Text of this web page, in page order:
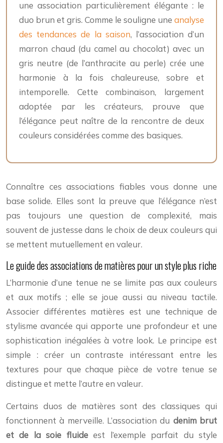
une association particulièrement élégante : le
duo brun et gris. Comme le souligne une analyse
des tendances de la saison, l’association d’un
marron chaud (du camel au chocolat) avec un
gris neutre (de l’anthracite au perle) crée une
harmonie à la fois chaleureuse, sobre et
intemporelle. Cette combinaison, largement
adoptée par les créateurs, prouve que
l’élégance peut naître de la rencontre de deux
couleurs considérées comme des basiques.
Connaître ces associations fiables vous donne une
base solide. Elles sont la preuve que l’élégance n’est
pas toujours une question de complexité, mais
souvent de justesse dans le choix de deux couleurs qui
se mettent mutuellement en valeur.
Le guide des associations de matières pour un style plus riche
L’harmonie d’une tenue ne se limite pas aux couleurs
et aux motifs ; elle se joue aussi au niveau tactile.
Associer différentes matières est une technique de
stylisme avancée qui apporte une profondeur et une
sophistication inégalées à votre look. Le principe est
simple : créer un contraste intéressant entre les
textures pour que chaque pièce de votre tenue se
distingue et mette l’autre en valeur.
Certains duos de matières sont des classiques qui
fonctionnent à merveille. L’association du denim brut
et de la soie fluideest l’exemple parfait du style